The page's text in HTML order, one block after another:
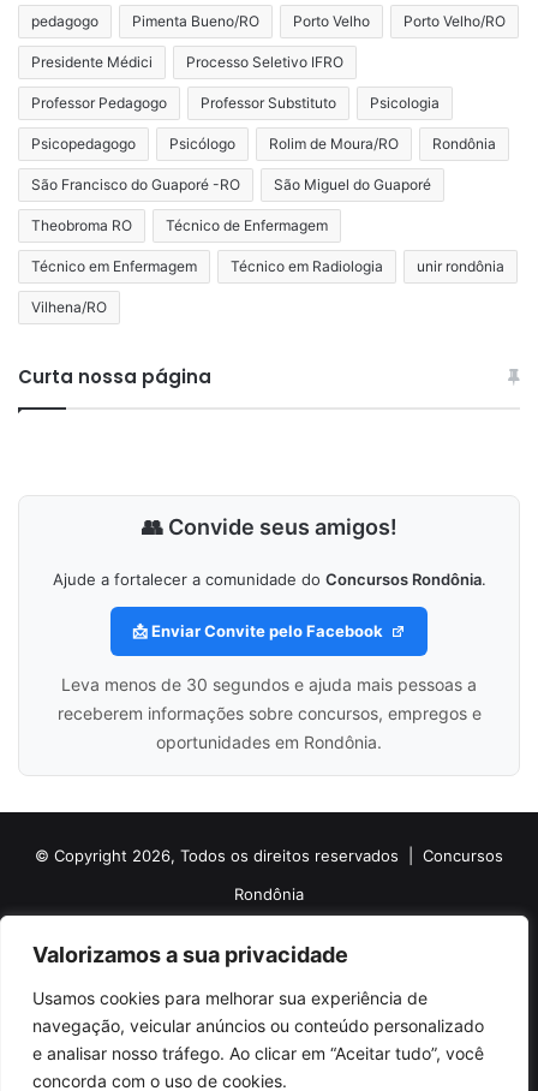
Valorizamos a sua privacidade
Usamos cookies para melhorar sua experiência de
navegação, veicular anúncios ou conteúdo personalizado
e analisar nosso tráfego. Ao clicar em “Aceitar tudo”, você
concorda com o uso de cookies.
pedagogo Pimenta Bueno/RO Porto Velho Porto Velho/RO
Presidente Médici Processo Seletivo IFRO
Professor Pedagogo Professor Substituto Psicologia
Psicopedagogo Psicólogo Rolim de Moura/RO Rondônia
São Francisco do Guaporé -RO São Miguel do Guaporé
Theobroma RO Técnico de Enfermagem
Técnico em Enfermagem Técnico em Radiologia unir rondônia
Vilhena/RO
Curta nossa página
👥 Convide seus amigos!
Ajude a fortalecer a comunidade do Concursos Rondônia.
📩 Enviar Convite pelo Facebook
Leva menos de 30 segundos e ajuda mais pessoas a
receberem informações sobre concursos, empregos e
oportunidades em Rondônia.
© Copyright 2026, Todos os direitos reservados | Concursos
Rondônia
Sobre o Concursos Rondônia
Siga nossas redes sociais
Web Stories Anuncie
Facebook
X PinterestLinkedinYouTubeInstagramTelegramTikTok